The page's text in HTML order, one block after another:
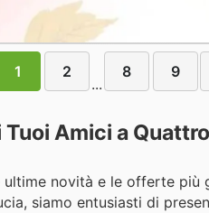
1 2
...
8 9
Amici a
novità e le offerte
siamo entusiasti di